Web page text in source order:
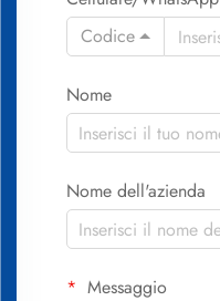
Codice
Nome
Nome dell'azienda
Messaggio